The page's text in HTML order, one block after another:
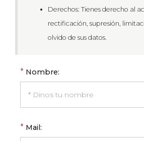
Derechos: Tienes derecho al
rectificación, supresión,
olvido de sus datos.
* Nombre:
* Mail: